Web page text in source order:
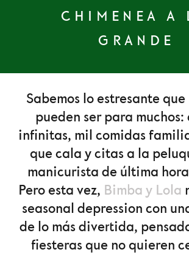
CHIMENEA A
GRANDE
Sabemos lo estresante
pueden ser para muchos:
infinitas, mil comidas
que cala y citas a la
manicurista de última
Pero esta vez, Bimba y Lola
seasonal depression con
de lo más divertida,
fiesteras que no quieren